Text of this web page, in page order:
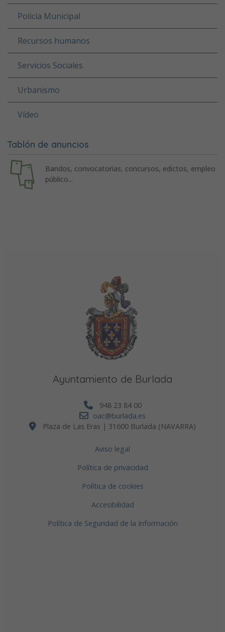
Policía Municipal
Recursos humanos
Servicios Sociales
Urbanismo
Vídeo
Tablón de anuncios
Bandos, convocatorias, concursos, edictos, empleo
público...
Ayuntamiento de Burlada
948 23 84 00
oac@burlada.es
Plaza de Las Eras | 31600 Burlada (NAVARRA)
Aviso legal
Política de privacidad
Política de cookies
Accesibilidad
Política de Seguridad de la Información